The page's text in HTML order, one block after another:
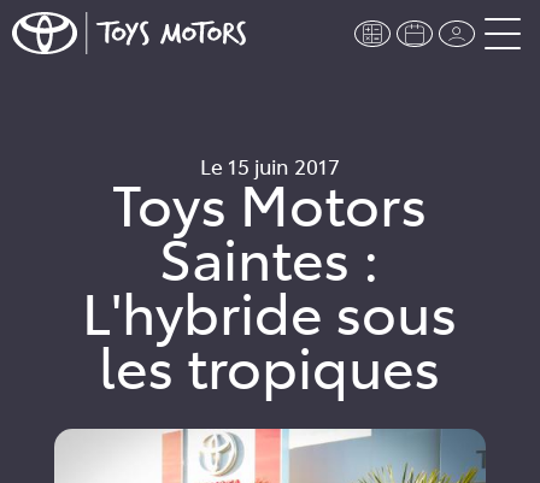
Le 15 juin 2017
Toys Motors
Saintes :
L'hybride sous
les tropiques